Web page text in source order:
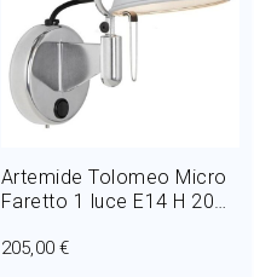
Artemide Tolomeo Micro
Faretto 1 luce E14 H 20
205,00 €